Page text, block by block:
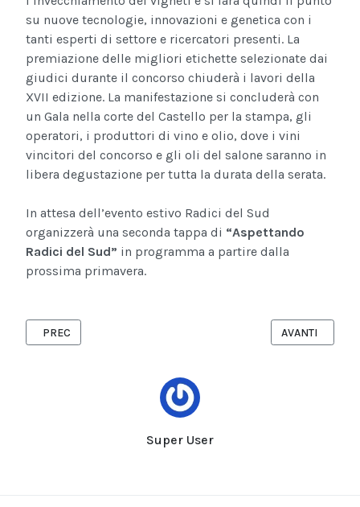
Super User
su nuove tecnologie, innovazioni e genetica con i
tanti esperti di settore e ricercatori presenti. La
premiazione delle migliori etichette selezionate dai
giudici durante il concorso chiuderà i lavori della
XVII edizione. La manifestazione si concluderà con
un Gala nella corte del Castello per la stampa, gli
operatori, i produttori di vino e olio, dove i vini
vincitori del concorso e gli oli del salone saranno in
libera degustazione per tutta la durata della serata.
In attesa dell’evento estivo Radici del Sud
organizzerà una seconda tappa di “Aspettando
Radici del Sud” in programma a partire dalla
prossima primavera.
ARTICOLO PRECEDENTE: BISCEGLIE - ICY SUBZERO E TY1 AL
PREC ARTICOLO
AVANTI